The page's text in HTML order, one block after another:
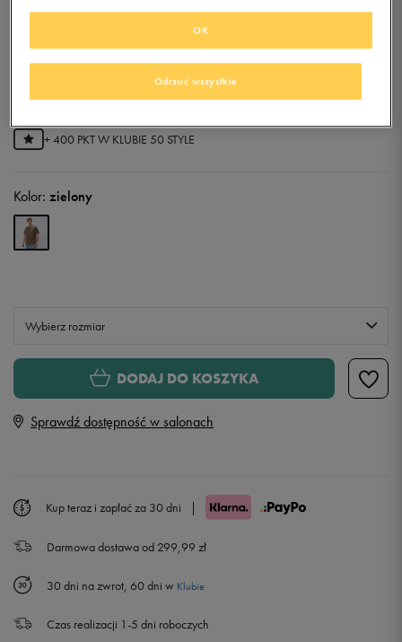
55,99złz Vat
+ 400 PKT W KLUBIE 50 STYLE
Kolor: zielony
Wybierz rozmiar
M
XL Powiadom o dostępności
Powiadom o dostępności
DODAJ DO KOSZYKA
Sprawdź dostępność w salonach
Kup teraz i zapłać za 30 dni |
Darmowa dostawa od 299,99 zł
30 dni na zwrot, 60 dni w Klubie
Czas realizacji 1-5 dni roboczych
Odrzuć wszystkie
OK